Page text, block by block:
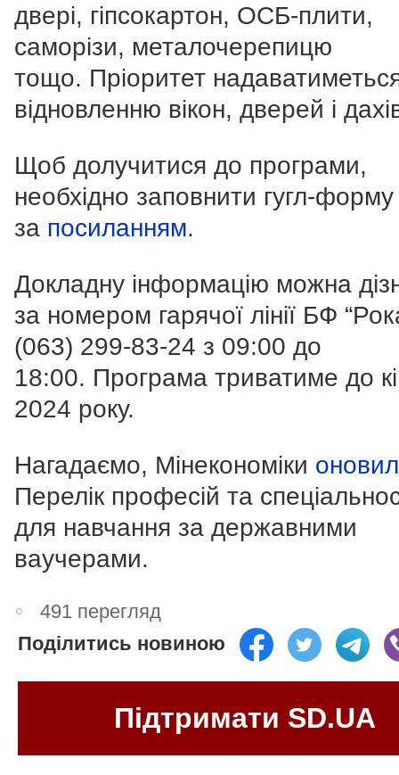
двері, гіпсокартон, ОСБ-плити,
саморізи, металочерепицю
тощо. Пріоритет
відновленню вікон, дверей і
Щоб долучитися до програми,
необхідно заповнити гугл-форму
за посиланням.
Докладну інформацію можна
за номером гарячої лінії БФ
(063) 299-83-24 з 09:00 до
18:00. Програма триватиме до
2024 року.
Нагадаємо, Мінекономіки
Перелік професій та
для навчання за державними
ваучерами.
491 перегляд
Поділитись новиною
Підтримати SD.UA